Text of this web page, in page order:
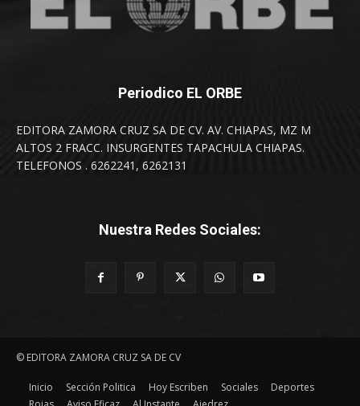
Periodico EL ORBE
EDITORA ZAMORA CRUZ SA DE CV. AV. CHIAPAS, MZ M
ALTOS 2 FRACC. INSURGENTES TAPACHULA CHIAPAS.
TELEFONOS . 6262241, 6262131
Nuestra Redes Sociales:
© EDITORA ZAMORA CRUZ SA DE CV
Inicio Sección Politica Hoy Escriben Sociales
Deportes